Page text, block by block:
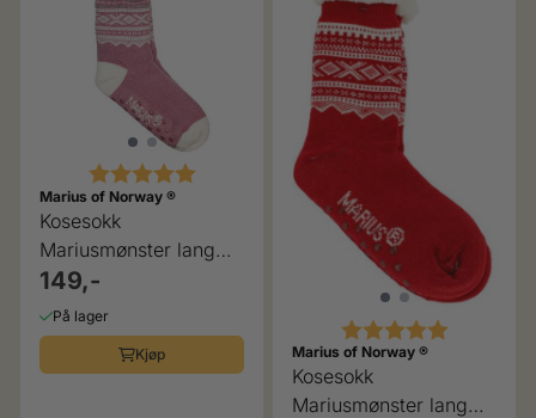
Karakter: 5.0 av 5 mulige
Marius of Norway ®
Kosesokk
Mariusmønster lang
rosa
149,-
På lager
Kjøp
Karakter: 5.0 av 5
Marius of Norway ®
Kosesokk
Mariusmønster lang